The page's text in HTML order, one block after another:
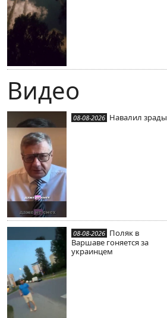
Видео
08-08-2026 Навалил зрады
08-08-2026 Поляк в
Варшаве гоняется за
украинцем